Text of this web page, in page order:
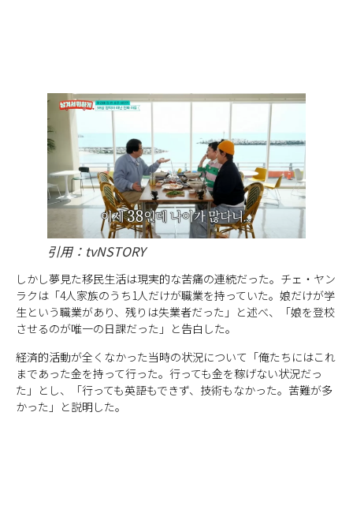
引用：tvNSTORY
しかし夢見た移民生活は現実的な苦痛の連続だった。チェ・ヤン
ラクは「4人家族のうち1人だけが職業を持っていた。娘だけが学
生という職業があり、残りは失業者だった」と述べ、「娘を登校
させるのが唯一の日課だった」と告白した。
経済的活動が全くなかった当時の状況について「俺たちにはこれ
まであった金を持って行った。行っても金を稼げない状況だっ
た」とし、「行っても英語もできず、技術もなかった。苦難が多
かった」と説明した。